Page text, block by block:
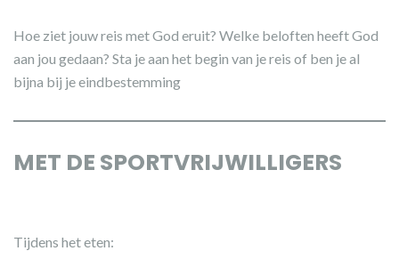
Hoe ziet jouw reis met God eruit? Welke beloften heeft God
aan jou gedaan? Sta je aan het begin van je reis of ben je al
bijna bij je eindbestemming
MET DE SPORTVRIJWILLIGERS
Tijdens het eten: